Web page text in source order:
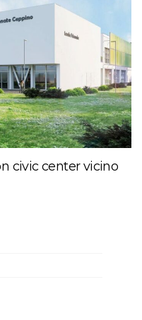
civic center vicino